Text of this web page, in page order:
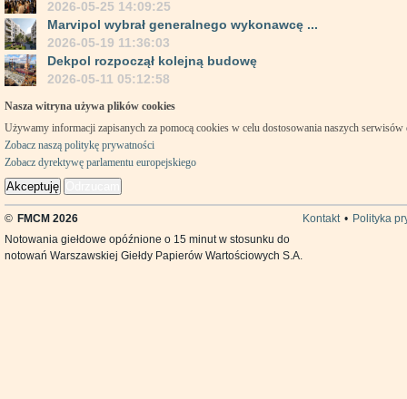
2026-05-25 14:09:25
Marvipol wybrał generalnego wykonawcę ...
2026-05-19 11:36:03
Dekpol rozpoczął kolejną budowę
2026-05-11 05:12:58
Nasza witryna używa plików cookies
Używamy informacji zapisanych za pomocą cookies w celu dostosowania naszych
Zobacz naszą politykę prywatności
Zobacz dyrektywę parlamentu europejskiego
Akceptuję
© FMCM 2026 Kontakt • Polityka
Notowania giełdowe opóźnione o 15 minut w stosunku do
notowań Warszawskiej Giełdy Papierów Wartościowych S.A.